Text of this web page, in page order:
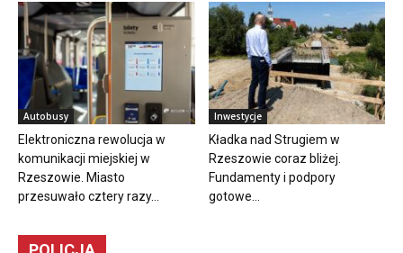
Autobusy
Elektroniczna rewolucja w
komunikacji miejskiej w
Rzeszowie. Miasto
przesuwało cztery razy...
Inwestycje
Kładka nad Strugiem w
Rzeszowie coraz bliżej.
Fundamenty i podpory
gotowe...